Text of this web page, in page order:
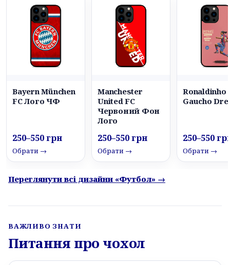
Bayern München
FC Лого ЧФ
250–550 грн
Обрати →
Manchester
United FC
Червоний Фон
Лого
250–550 грн
Обрати →
Ronaldinho
Gaucho
250–550
Обрати →
Переглянути всі дизайни «Футбол» →
ВАЖЛИВО ЗНАТИ
Питання про чохол